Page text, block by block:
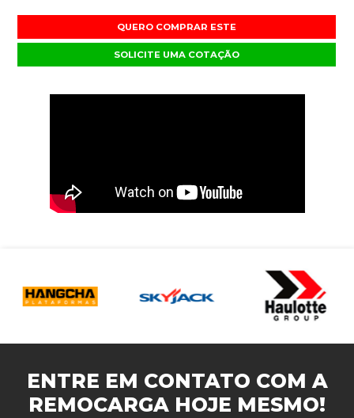
QUERO COMPRAR ESTE
SOLICITE UMA COTAÇÃO
ENTRE EM CONTATO COM A
REMOCARGA HOJE MESMO!